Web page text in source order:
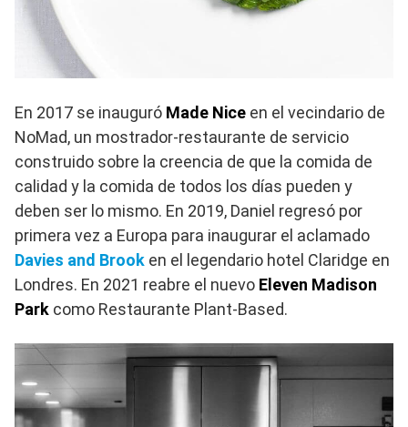
En 2017 se inauguró Made Nice en el vecindario de
NoMad, un mostrador-restaurante de servicio
construido sobre la creencia de que la comida de
calidad y la comida de todos los días pueden y
deben ser lo mismo. En 2019, Daniel regresó por
primera vez a Europa para inaugurar el aclamado
Davies and Brook en el legendario hotel Claridge en
Londres. En 2021 reabre el nuevo Eleven Madison
Park como Restaurante Plant-Based.